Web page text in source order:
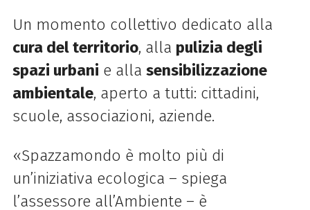
Un momento collettivo dedicato alla
cura del territorio, alla pulizia degli
spazi urbani e alla sensibilizzazione
ambientale, aperto a tutti: cittadini,
scuole, associazioni, aziende.
«Spazzamondo è molto più di
un’iniziativa ecologica – spiega
l’assessore all’Ambiente – è